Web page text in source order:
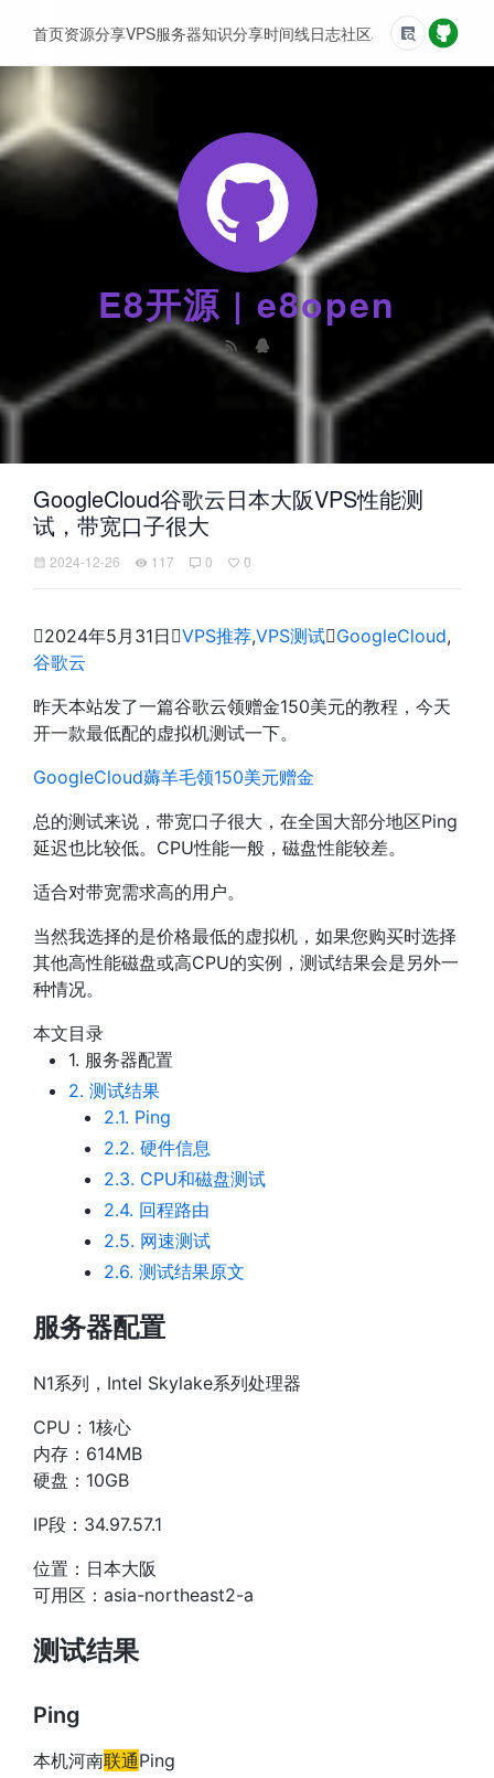
E8开源 | e8open
首页资源分享VPS服务器知识分享时间线日志社区友情链接
GoogleCloud谷歌云日本大阪VPS性能测
试，带宽口子很大
2024-12-26 117 0 0
2024年5月31日VPS推荐,VPS测试GoogleCloud,
谷歌云
昨天本站发了一篇谷歌云领赠金150美元的教程，今天
开一款最低配的虚拟机测试一下。
GoogleCloud薅羊毛领150美元赠金
总的测试来说，带宽口子很大，在全国大部分地区Ping
延迟也比较低。CPU性能一般，磁盘性能较差。
适合对带宽需求高的用户。
当然我选择的是价格最低的虚拟机，如果您购买时选择
其他高性能磁盘或高CPU的实例，测试结果会是另外一
种情况。
本文目录
1. 服务器配置
2. 测试结果
2.1. Ping
2.2. 硬件信息
2.3. CPU和磁盘测试
2.4. 回程路由
2.5. 网速测试
2.6. 测试结果原文
服务器配置
N1系列，Intel Skylake系列处理器
CPU：1核心
内存：614MB
硬盘：10GB
IP段：34.97.57.1
位置：日本大阪
可用区：asia-northeast2-a
测试结果
Ping
本机河南联通Ping